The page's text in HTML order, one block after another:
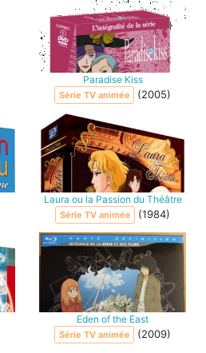
Paradise Kiss
Série TV animée (2005)
Laura ou la Passion du Théâtre
Série TV animée (1984)
Eden of the East
Série TV animée (2009)